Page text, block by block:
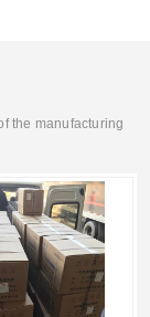
the manufacturing